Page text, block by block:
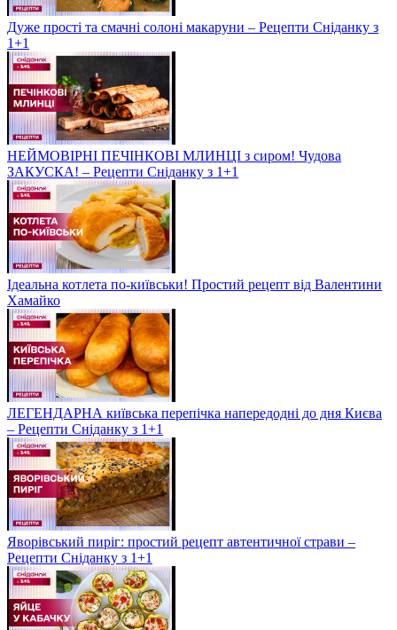
Дуже прості та смачні солоні макаруни – Рецепти Сніданку з
1+1
НЕЙМОВІРНІ ПЕЧІНКОВІ МЛИНЦІ з сиром! Чудова
ЗАКУСКА! – Рецепти Сніданку з 1+1
Ідеальна котлета по-київськи! Простий рецепт від Валентини
Хамайко
ЛЕГЕНДАРНА київська перепічка напередодні до дня Києва
– Рецепти Сніданку з 1+1
Яворівський пиріг: простий рецепт автентичної страви –
Рецепти Сніданку з 1+1